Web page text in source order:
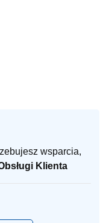
wsparcia,
Klienta